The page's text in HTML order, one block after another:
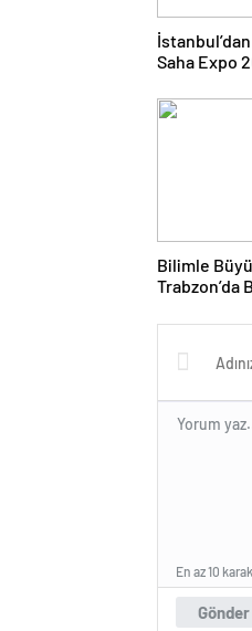
Saha Expo
Bilimle
Trabzon’da
Esti!- Haber
Gönder
En az 10